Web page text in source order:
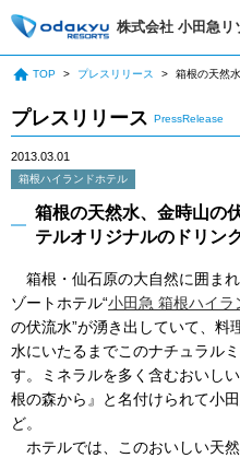
株式会社 小田急リ
TOP プレスリリース 箱根の天然
プレスリリース PressRelease
2013.03.01
箱根ハイランドホテル
箱根の天然水、金時山の
テルオリジナルのドリン
箱根・仙石原の大自然に囲ま
ゾートホテル“小田急 箱根ハイラ
の伏流水”が湧き出していて、料
水にいたるまでこのナチュラル
す。ミネラルを多く含むおいし
根の森から』と名付けられて小
ど。
ホテルでは、このおいしい天